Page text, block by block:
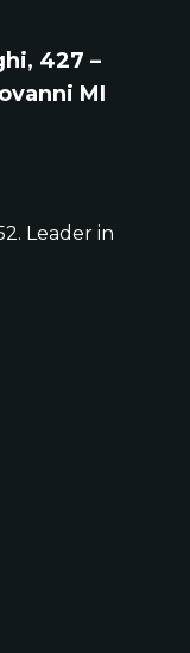
427 –
MI
Leader in